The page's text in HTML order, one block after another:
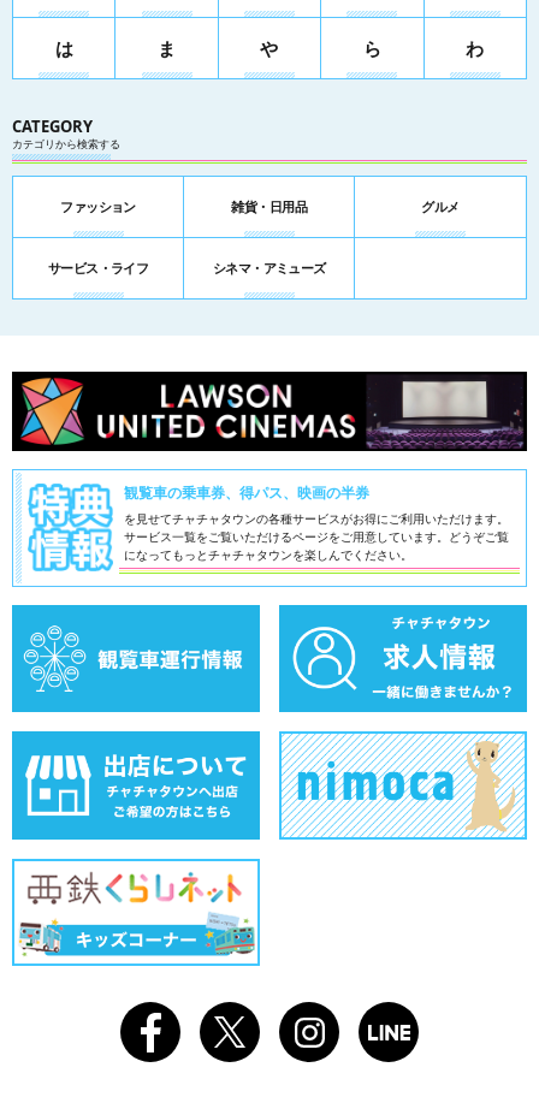
は ま や ら わ
カテゴリから検索する
CATEGORY
ファッション 雑貨・日用品 グルメ
サービス・ライフ シネマ・アミューズ
観覧車の乗車券、得パス、映画の半券
を見せてチャチャタウンの各種サービスがお得にご利用いただけます。
サービス一覧をご覧いただけるページをご用意しています。 どうぞご覧
になってもっとチャチャタウンを楽しんでください。